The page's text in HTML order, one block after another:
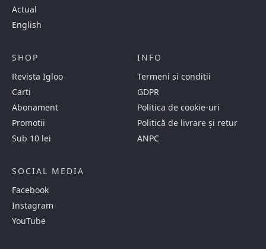
Actual
English
SHOP
Revista Igloo
Carti
Abonament
Promotii
Sub 10 lei
INFO
Termeni si conditii
GDPR
Politica de cookie-uri
Politică de livrare și retur
ANPC
SOCIAL MEDIA
Facebook
Instagram
YouTube